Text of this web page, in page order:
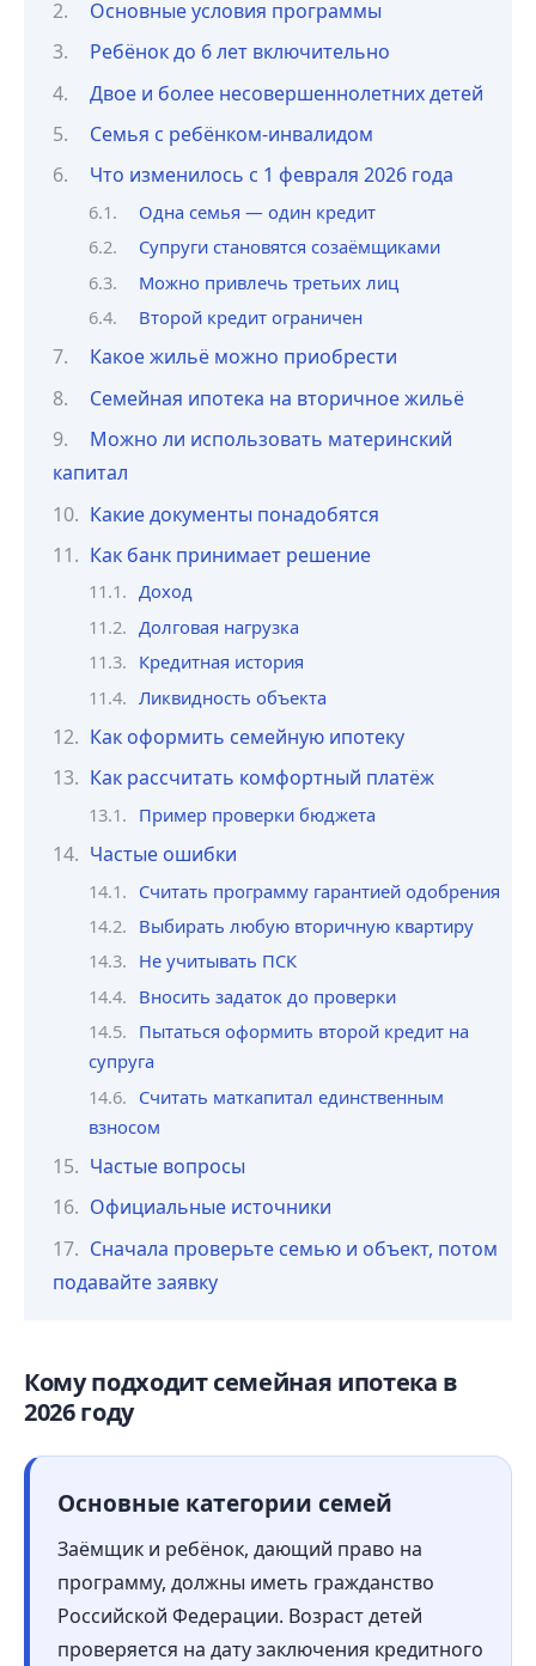
Основные условия программы
Ребёнок до 6 лет включительно
Двое и более несовершеннолетних детей
Семья с ребёнком-инвалидом
Что изменилось с 1 февраля 2026 года
Одна семья — один кредит
Супруги становятся созаёмщиками
Можно привлечь третьих лиц
Второй кредит ограничен
Какое жильё можно приобрести
Семейная ипотека на вторичное жильё
Можно ли использовать материнский
капитал
Какие документы понадобятся
Как банк принимает решение
Доход
Долговая нагрузка
Кредитная история
Ликвидность объекта
Как оформить семейную ипотеку
Как рассчитать комфортный платёж
Пример проверки бюджета
Частые ошибки
Считать программу гарантией одобрения
Выбирать любую вторичную квартиру
Не учитывать ПСК
Вносить задаток до проверки
Пытаться оформить второй кредит на
супруга
Считать маткапитал единственным
взносом
Частые вопросы
Официальные источники
Сначала проверьте семью и объект, потом
подавайте заявку
Кому подходит семейная ипотека в
2026 году
Основные категории семей
Заёмщик и ребёнок, дающий право на
программу, должны иметь гражданство
Российской Федерации. Возраст детей
проверяется на дату заключения кредитного